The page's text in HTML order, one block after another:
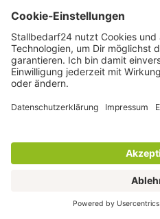
HORSEWARE®
JOSERA
Karlie
KENTUCKY®
KERBL